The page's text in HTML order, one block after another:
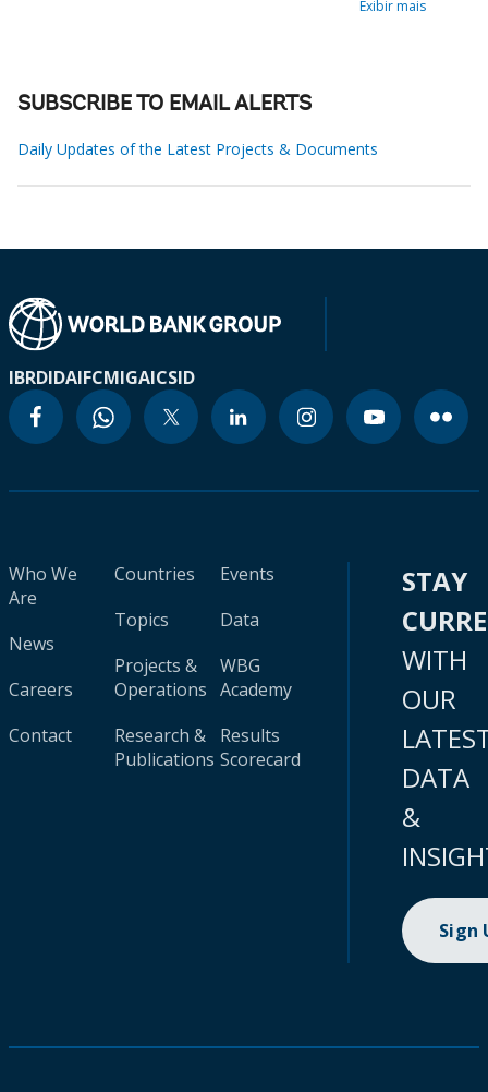
Exibir mais
SUBSCRIBE TO EMAIL ALERTS
Daily Updates of the Latest Projects & Documents
IBRDIDAIFCMIGAICSID
Who We
Are
News
Careers
Contact
Countries
Topics
Projects &
Operations
Research &
Publications
Events
Data
WBG
Academy
Results
Scorecard
STAY
WITH
OUR
DATA
&
Sign